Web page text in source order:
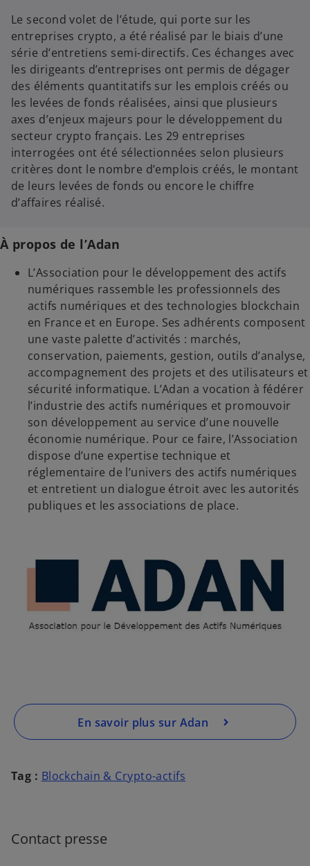
Le second volet de l’étude, qui porte sur les
entreprises crypto, a été réalisé par le biais d’une
série d’entretiens semi-directifs. Ces échanges avec
les dirigeants d’entreprises ont permis de dégager
des éléments quantitatifs sur les emplois créés ou
les levées de fonds réalisées, ainsi que plusieurs
axes d’enjeux majeurs pour le développement du
secteur crypto français. Les 29 entreprises
interrogées ont été sélectionnées selon plusieurs
critères dont le nombre d’emplois créés, le montant
de leurs levées de fonds ou encore le chiffre
d’affaires réalisé.
À propos de l’Adan
L’Association pour le développement des actifs
numériques rassemble les professionnels des
actifs numériques et des technologies blockchain
en France et en Europe. Ses adhérents composent
une vaste palette d’activités : marchés,
conservation, paiements, gestion, outils d’analyse,
accompagnement des projets et des utilisateurs et
sécurité informatique. L’Adan a vocation à fédérer
l’industrie des actifs numériques et promouvoir
son développement au service d’une nouvelle
économie numérique. Pour ce faire, l’Association
dispose d’une expertise technique et
réglementaire de l’univers des actifs numériques
et entretient un dialogue étroit avec les autorités
publiques et les associations de place.
En savoir plus sur Adan
s
r
e
d
Tag : Blockchain & Crypto-actifs
Contact presse